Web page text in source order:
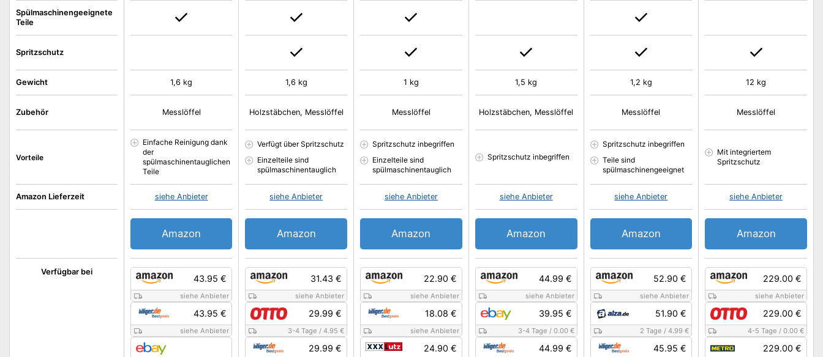
Verfügbar bei
Spülmaschinengeeignete
Teile
Spritzschutz
Gewicht
Zubehör
Vorteile
Amazon Lieferzeit
43.95 €
siehe Anbieter
43.95 €
siehe Anbieter
1,6 kg
Messlöffel
Einfache Reinigung dank
der
spülmaschinentauglichen
Teile
siehe Anbieter
Amazon
31.43 €
siehe Anbieter
29.99 €
3-4 Tage /4.95 €
29.99 €
1,6 kg
Holzstäbchen, Messlöffel
Verfügt über Spritzschutz
Einzelteile sind
spülmaschinentauglich
siehe Anbieter
Amazon
22.90 €
siehe Anbieter
18.08 €
siehe Anbieter
24.90 €
1 kg
Messlöffel
Spritzschutz inbegriffen
Einzelteile sind
spülmaschinentauglich
siehe Anbieter
Amazon
44.99 €
siehe Anbieter
39.95 €
3-4 Tage / 0.00 €
44.99 €
1,5 kg
Holzstäbchen, Messlöffel
Spritzschutz inbegriffen
siehe Anbieter
Amazon
52.90 €
siehe Anbieter
51.90 €
2 Tage /4.99 €
45.95 €
1,2 kg
Messlöffel
Spritzschutz inbegriffen
Teile sind
spülmaschinengeeignet
siehe Anbieter
Amazon
229.00 €
siehe Anbieter
229.00 €
4-5 Tage / 0.00 €
229.00 €
12 kg
Messlöffel
Mit integriertem
Spritzschutz
siehe Anbieter
Amazon